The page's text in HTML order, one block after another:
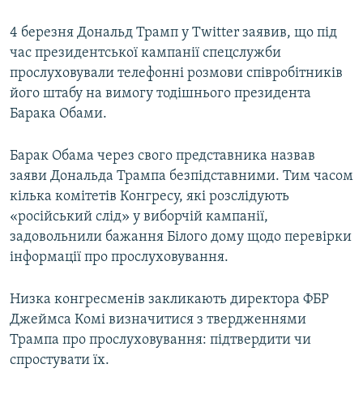
4 березня Дональд Трамп у Twitter заявив, що під
час президентської кампанії спецслужби
прослуховували телефонні розмови співробітників
його штабу на вимогу тодішнього президента
Барака Обами.
Барак Обама через свого представника назвав
заяви Дональда Трампа безпідставними. Тим часом
кілька комітетів Конгресу, які розслідують
«російський слід» у виборчій кампанії,
задовольнили бажання Білого дому щодо перевірки
інформації про прослуховування.
Низка конгресменів закликають директора ФБР
Джеймса Комі визначитися з твердженнями
Трампа про прослуховування: підтвердити чи
спростувати їх.